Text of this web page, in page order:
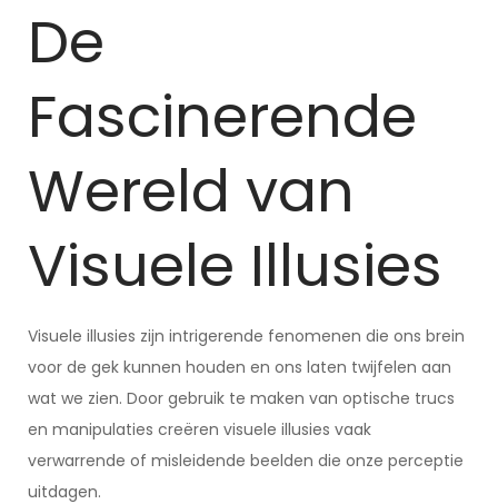
De
Fascinerende
Wereld van
Visuele Illusies
Visuele illusies zijn intrigerende fenomenen die ons brein
voor de gek kunnen houden en ons laten twijfelen aan
wat we zien. Door gebruik te maken van optische trucs
en manipulaties creëren visuele illusies vaak
verwarrende of misleidende beelden die onze perceptie
uitdagen.